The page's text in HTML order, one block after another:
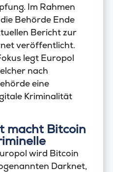
Im Rahmen
Behörde Ende
Bericht zur
veröffentlicht.
legt Europol
nach
eine
Kriminalität
macht Bitcoin
wird Bitcoin
Darknet,